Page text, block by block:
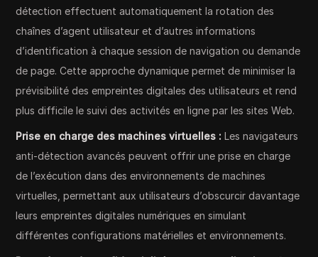
détection effectuent automatiquement la rotation des
chaînes d’agent utilisateur et d’autres informations
d’identification à chaque session de navigation ou demande
de page. Cette approche dynamique permet de minimiser la
prévisibilité des empreintes digitales des utilisateurs et rend
plus difficile le suivi des activités en ligne par les sites Web.
Prise en charge des machines virtuelles :Les navigateurs
anti-détection avancés peuvent offrir une prise en charge
de l’exécution dans des environnements de machines
virtuelles, permettant aux utilisateurs d’obscurcir davantage
leurs empreintes digitales numériques en simulant
différentes configurations matérielles et environnements.